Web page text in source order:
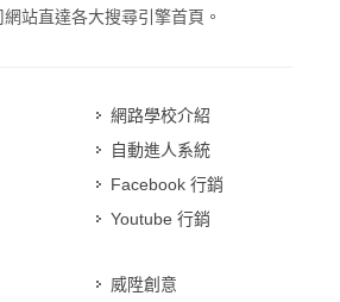
站直達各大搜尋引擎首頁。
網路學校介紹
自動進人系統
Facebook 行銷
Youtube 行銷
威陞創意